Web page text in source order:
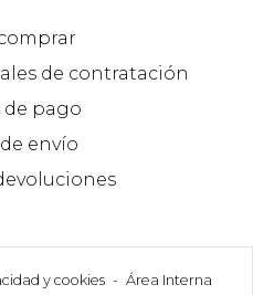
de contratación
de pago
envío
y cookies - Área Interna